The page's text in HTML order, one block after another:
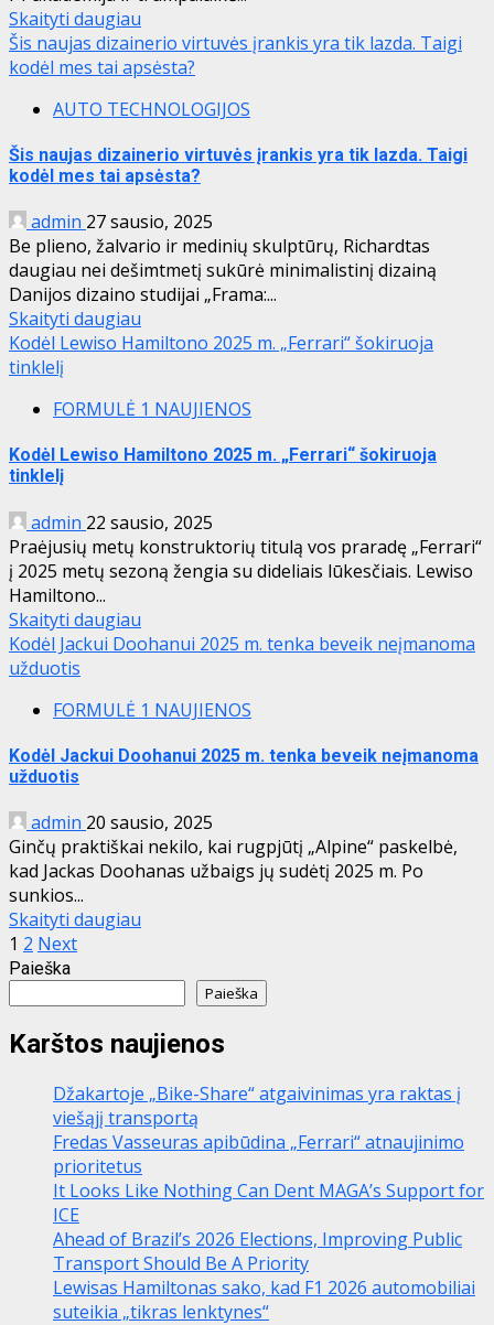
Skaityti daugiau
Šis naujas dizainerio virtuvės įrankis yra tik lazda. Taigi
kodėl mes tai apsėsta?
AUTO TECHNOLOGIJOS
Šis naujas dizainerio virtuvės įrankis yra tik lazda. Taigi
kodėl mes tai apsėsta?
admin 27 sausio, 2025
Be plieno, žalvario ir medinių skulptūrų, Richardtas
daugiau nei dešimtmetį sukūrė minimalistinį dizainą
Danijos dizaino studijai „Frama:...
Skaityti daugiau
Kodėl Lewiso Hamiltono 2025 m. „Ferrari“ šokiruoja
tinklelį
FORMULĖ 1 NAUJIENOS
Kodėl Lewiso Hamiltono 2025 m. „Ferrari“ šokiruoja
tinklelį
admin 22 sausio, 2025
Praėjusių metų konstruktorių titulą vos praradę „Ferrari“
į 2025 metų sezoną žengia su dideliais lūkesčiais. Lewiso
Hamiltono...
Skaityti daugiau
Kodėl Jackui Doohanui 2025 m. tenka beveik neįmanoma
užduotis
FORMULĖ 1 NAUJIENOS
Kodėl Jackui Doohanui 2025 m. tenka beveik neįmanoma
užduotis
admin 20 sausio, 2025
Ginčų praktiškai nekilo, kai rugpjūtį „Alpine“ paskelbė,
kad Jackas Doohanas užbaigs jų sudėtį 2025 m. Po
sunkios...
Skaityti daugiau
Įrašų
puslapiavimas
1 2 Next
Paieška
Paieška
Karštos naujienos
Džakartoje „Bike-Share“ atgaivinimas yra raktas į
viešąjį transportą
Fredas Vasseuras apibūdina „Ferrari“ atnaujinimo
prioritetus
It Looks Like Nothing Can Dent MAGA’s Support for
ICE
Ahead of Brazil’s 2026 Elections, Improving Public
Transport Should Be A Priority
Lewisas Hamiltonas sako, kad F1 2026 automobiliai
suteikia „tikras lenktynes“